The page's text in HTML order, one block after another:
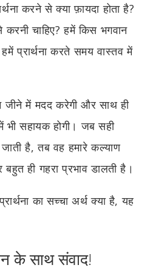
करने से क्या फ़ायदा होता है?
करनी चाहिए? हमें किस भगवान
हमें प्रार्थना करते समय वास्तव में
में मदद करेगी और साथ ही
भी सहायक होगी। जब सही
है, तब वह हमारे कल्याण
ही गहरा प्रभाव डालती है।
का सच्चा अर्थ क्या है, यह
के साथ संवाद!